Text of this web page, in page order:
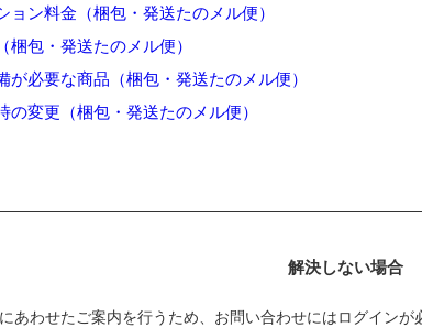
ョン料金（梱包・発送たのメル便）
梱包・発送たのメル便）
が必要な商品（梱包・発送たのメル便）
の変更（梱包・発送たのメル便）
解決しない場合
あわせたご案内を行うため、お問い合わせにはログイン